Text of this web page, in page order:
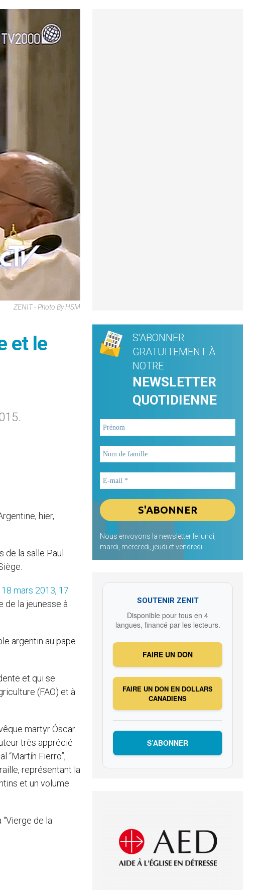
ZENIT - Photo By HSM
et le
hier,
de la salle Paul
18 mars 2013, 17
de la jeunesse à
argentin au pape
et qui se
(FAO) et à
martyr Óscar
très apprécié
“Martín Fierro”,
représentant la
et un volume
de la
S'ABONNER
GRATUITEMENT À
NOTRE
NEWSLETTER
QUOTIDIENNE
Nous envoyons la newsletter le lundi,
mardi, mercredi, jeudi et vendredi
SOUTENIR ZENIT
Disponible pour tous en 4
langues, financé par les lecteurs.
FAIRE UN DON
FAIRE UN DON EN DOLLARS
CANADIENS
S’ABONNER